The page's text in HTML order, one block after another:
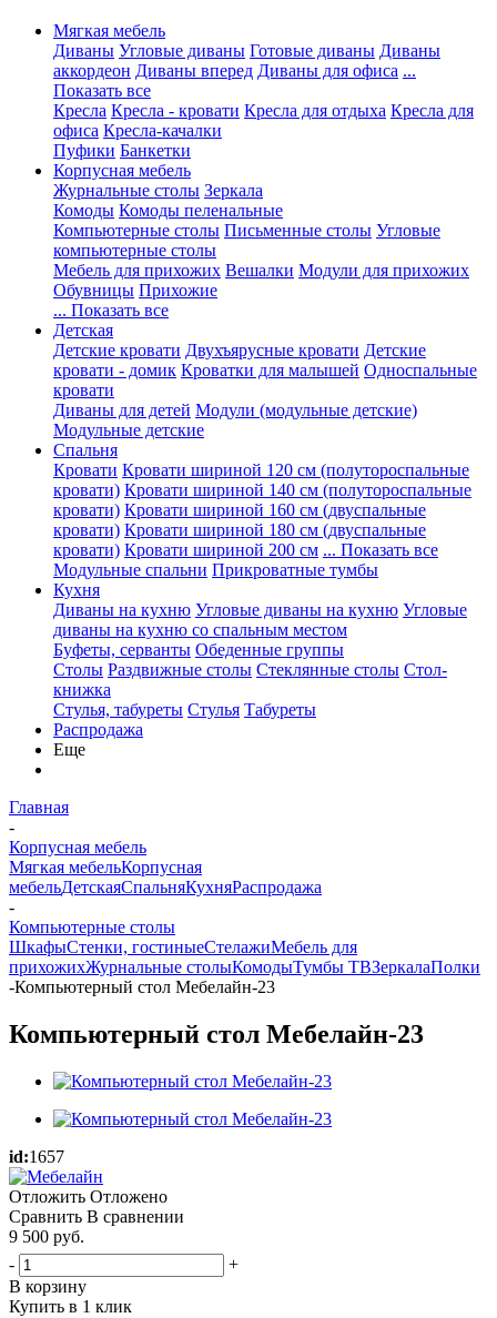
Мягкая мебель
Диваны Угловые диваны Готовые диваны Диваны
аккордеон Диваны вперед Диваны для офиса ...
Показать все
Кресла Кресла - кровати Кресла для отдыха Кресла для
офиса Кресла-качалки
Пуфики Банкетки
Корпусная мебель
Журнальные столы Зеркала
Комоды Комоды пеленальные
Компьютерные столы Письменные столы Угловые
компьютерные столы
Мебель для прихожих Вешалки Модули для прихожих
Обувницы Прихожие
... Показать все
Детская
Детские кровати Двухъярусные кровати Детские
кровати - домик Кроватки для малышей Односпальные
кровати
Диваны для детей Модули (модульные детские)
Модульные детские
Спальня
Кровати Кровати шириной 120 см (полутороспальные
кровати) Кровати шириной 140 см (полутороспальные
кровати) Кровати шириной 160 см (двуспальные
кровати) Кровати шириной 180 см (двуспальные
кровати) Кровати шириной 200 см ... Показать все
Модульные спальни Прикроватные тумбы
Кухня
Диваны на кухню Угловые диваны на кухню Угловые
диваны на кухню со спальным местом
Буфеты, серванты Обеденные группы
Столы Раздвижные столы Стеклянные столы Стол-
книжка
Стулья, табуреты Стулья Табуреты
Распродажа
Еще
Главная
-
Корпусная мебель
Мягкая мебельКорпусная
мебельДетскаяСпальняКухняРаспродажа
-
Компьютерные столы
ШкафыСтенки, гостиныеСтелажиМебель для
прихожихЖурнальные столыКомодыТумбы ТВЗеркалаПолки
-Компьютерный стол Мебелайн-23
Компьютерный стол Мебелайн-23
id:1657
Отложить Отложено
Сравнить В сравнении
9 500 руб.
-
+
В корзину
Купить в 1 клик